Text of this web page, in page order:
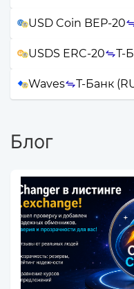
USD Coin BEP-20
USDS ERC-20 Т-
Waves Т-Банк
Блог